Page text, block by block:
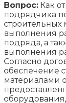
Вопрос: Как
подрядчика
строительных
выполнения
подряда, а
выполнения
Согласно
обеспечение
материалами
оборудования,